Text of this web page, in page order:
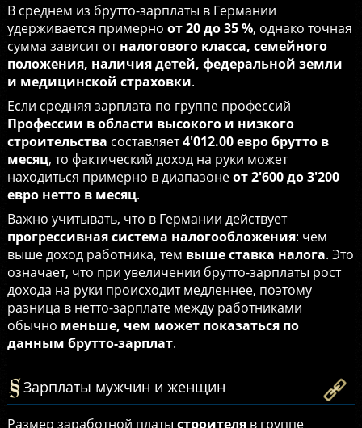
В среднем из брутто-зарплаты в Германии
удерживается примерно от 20 до 35 %, однако точная
сумма зависит отналогового класса, семейного
положения, наличия детей, федеральной земли
и медицинской страховки.
Если средняя зарплата по группе профессий
Профессии в области высокого и низкого
строительства составляет4'012.00 евро брутто в
месяц, то фактический доход на руки может
находиться примерно в диапазонеот 2'600 до 3'200
евро нетто в месяц.
Важно учитывать, что в Германии действует
прогрессивная система налогообложения: чем
выше доход работника, тем выше ставка налога. Это
означает, что при увеличении брутто-зарплаты рост
дохода на руки происходит медленнее, поэтому
разница в нетто-зарплате между работниками
обычно меньше, чем может показаться по
данным брутто-зарплат.
Зарплаты мужчин и женщин
Размер заработной платы строителяв группе